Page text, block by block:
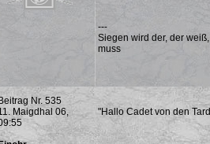
---
Siegen wird der, der
muss
Beitrag Nr. 535
Maigdhal 06,
"Hallo Cadet von den